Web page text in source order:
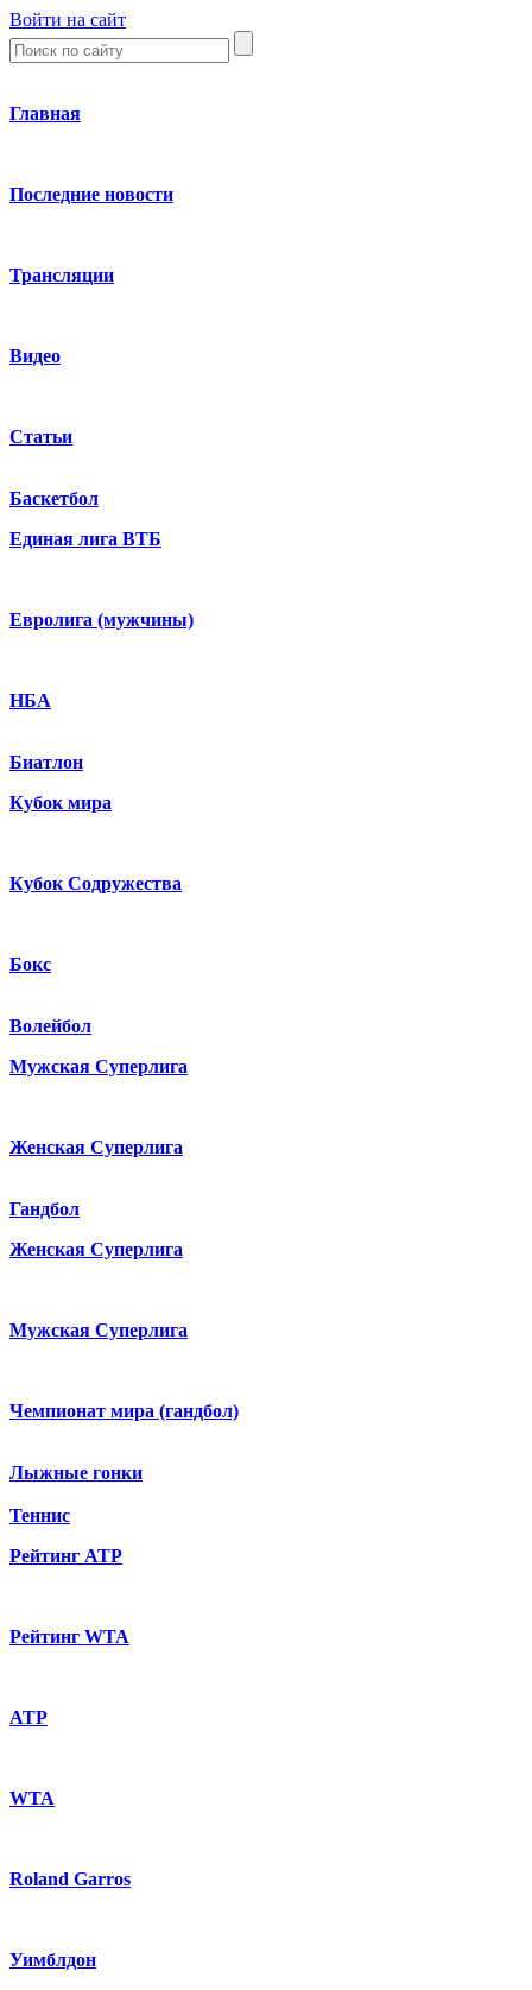
Войти на сайт
Главная
Последние новости
Трансляции
Видео
Статьи
Баскетбол
Единая лига ВТБ
Евролига (мужчины)
НБА
Биатлон
Кубок мира
Кубок Содружества
Бокс
Волейбол
Мужская Суперлига
Женская Суперлига
Гандбол
Женская Суперлига
Мужская Суперлига
Чемпионат мира (гандбол)
Лыжные гонки
Теннис
Рейтинг ATP
Рейтинг WTA
ATP
WTA
Roland Garros
Уимблдон